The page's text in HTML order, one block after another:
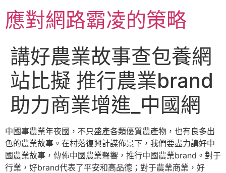
主應對網路霸凌的策略
講好農業故事查包養網
站比擬 推行農業brand
助力商業增進_中國網
中國事農業年夜國，不只盛產各類優質農產物，也有良多出
色的農業故事。在村落復興計謀佈景下，我們要盡力講好中
國農業故事，傳佈中國農業聲響，推行中國農業brand。對于
行業，好brand代表了平安和高品德；對于農業商業，好